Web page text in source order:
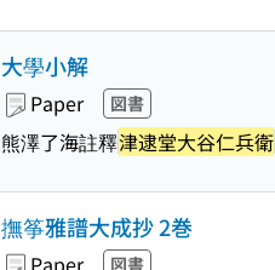
大學小解
Paper 図書
熊澤了海註釋津逮堂大谷仁兵衛
撫筝雅譜大成抄 2巻
Paper 図書